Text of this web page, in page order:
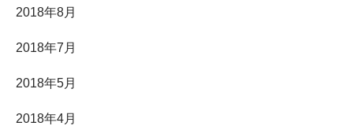
2018年8月
2018年7月
2018年5月
2018年4月